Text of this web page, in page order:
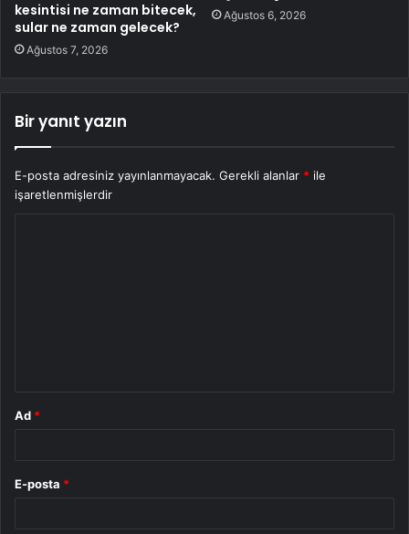
kesintisi ne zaman bitecek,
sular ne zaman gelecek?
Ağustos 7, 2026
Ağustos 6, 2026
Bir yanıt yazın
E-posta adresiniz yayınlanmayacak. Gerekli alanlar * ile
işaretlenmişlerdir
Ad *
E-posta *